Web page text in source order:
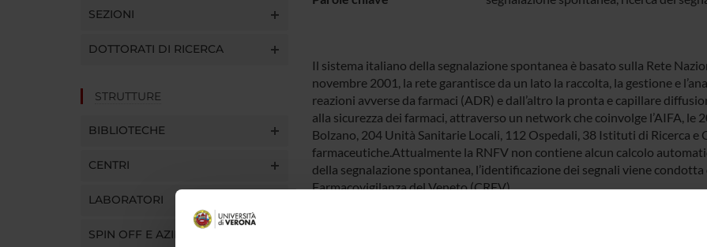
SEZIONI
DOTTORATI DI RICERCA
STRUTTURE
BIBLIOTECHE
CENTRI
LABORATORI
SPIN OFF E AZIENDE
Il sistema italiano della segnalazione spontanea è basato sulla Rete
novembre 2001, la rete garantisce da un lato la raccolta, la gestione e
reazioni avverse da farmaci (ADR) e dall’altro la pronta e capillare
alla sicurezza dei farmaci, attraverso un network che coinvolge l’AIFA, le
Bolzano, 204 Unità Sanitarie Locali, 112 Ospedali, 38 Istituti di Ricerca
farmaceutiche.Attualmente la RNFV non contiene alcun calcolo
della segnalazione spontanea, l’identificazione dei segnali viene
Farmacovigilanza del Veneto (CRFV).
Scopo del progetto è la creazione di uno strumento di interrogazione via
accessibile oltre all’AIFA a tutti i Centri Regionali di Farmacovigilanza
La banca dati continuerà ad essere alimentata dalla RNF e gestita